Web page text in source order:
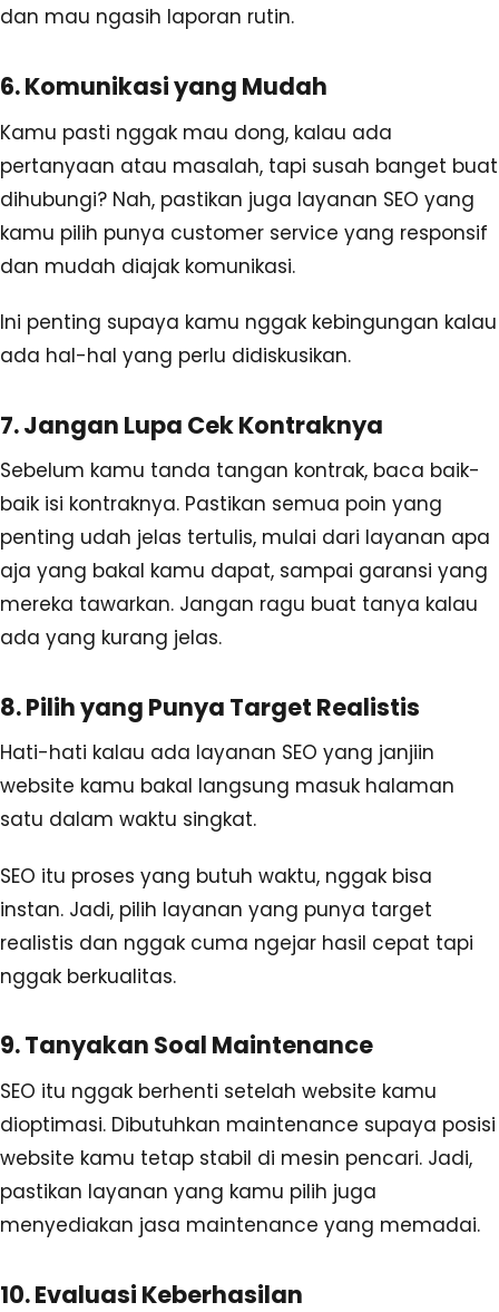
dan mau ngasih laporan rutin.
6. Komunikasi yang Mudah
Kamu pasti nggak mau dong, kalau ada
pertanyaan atau masalah, tapi susah banget buat
dihubungi? Nah, pastikan juga layanan SEO yang
kamu pilih punya customer service yang responsif
dan mudah diajak komunikasi.
Ini penting supaya kamu nggak kebingungan kalau
ada hal-hal yang perlu didiskusikan.
7. Jangan Lupa Cek Kontraknya
Sebelum kamu tanda tangan kontrak, baca baik-
baik isi kontraknya. Pastikan semua poin yang
penting udah jelas tertulis, mulai dari layanan apa
aja yang bakal kamu dapat, sampai garansi yang
mereka tawarkan. Jangan ragu buat tanya kalau
ada yang kurang jelas.
8. Pilih yang Punya Target Realistis
Hati-hati kalau ada layanan SEO yang janjiin
website kamu bakal langsung masuk halaman
satu dalam waktu singkat.
SEO itu proses yang butuh waktu, nggak bisa
instan. Jadi, pilih layanan yang punya target
realistis dan nggak cuma ngejar hasil cepat tapi
nggak berkualitas.
9. Tanyakan Soal Maintenance
SEO itu nggak berhenti setelah website kamu
dioptimasi. Dibutuhkan maintenance supaya posisi
website kamu tetap stabil di mesin pencari. Jadi,
pastikan layanan yang kamu pilih juga
menyediakan jasa maintenance yang memadai.
10. Evaluasi Keberhasilan